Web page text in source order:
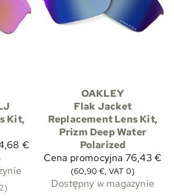
Kit,
€
OAKLEY
Flak Jacket
Replacement Lens Kit,
Prizm Deep Water
Polarized
Cena promocyjna 76,43 €
(60,90 €, VAT 0)
Dostępny w magazynie